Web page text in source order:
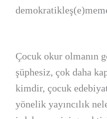
Çocuk okur olmanın
şüphesiz, çok daha
kimdir, çocuk
yönelik yayıncılık